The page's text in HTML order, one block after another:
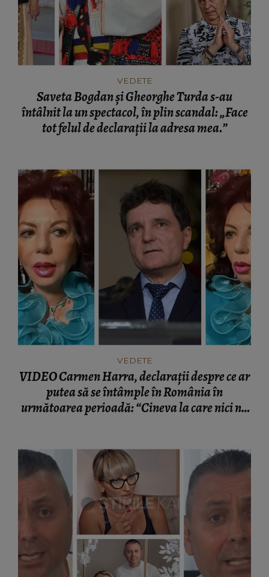
VEDETE
Saveta Bogdan și Gheorghe Turda s-au
întâlnit la un spectacol, în plin scandal: „Face
tot felul de declarații la adresa mea.”
VEDETE
VIDEO Carmen Harra, declarații despre ce ar
putea să se întâmple în România în
următoarea perioadă: “Cineva la care nici nu